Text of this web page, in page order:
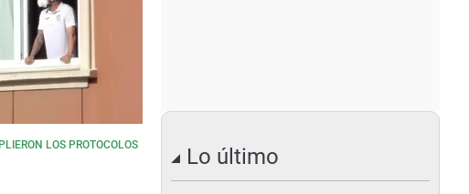
LOS PROTOCOLOS
Lo último